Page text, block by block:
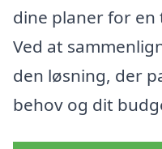
dine planer for en
Ved at
den løsning, der
behov og dit